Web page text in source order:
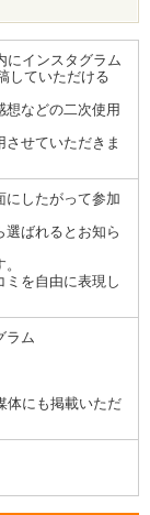
にインスタグラム
していただける
想などの二次使用
せていただきま
にしたがって参加
選ばれるとお知ら
ミを自由に表現し
ラム
体にも掲載いただ